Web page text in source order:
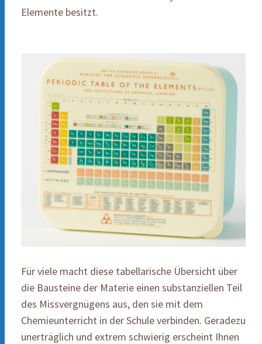
Elemente besitzt.
Für viele macht diese tabellarische Übersicht über
die Bausteine der Materie einen substanziellen Teil
des Missvergnügens aus, den sie mit dem
Chemieunterricht in der Schule verbinden. Geradezu
unerträglich und extrem schwierig erscheint Ihnen